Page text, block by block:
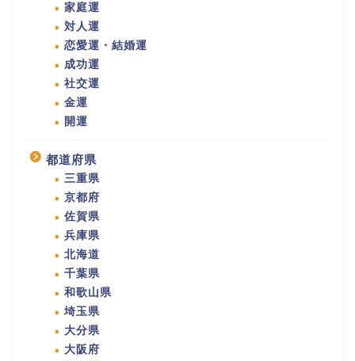
家庭運
対人運
恋愛運・結婚運
成功運
社交運
金運
開運
都道府県
三重県
京都府
佐賀県
兵庫県
北海道
千葉県
和歌山県
埼玉県
大分県
大阪府